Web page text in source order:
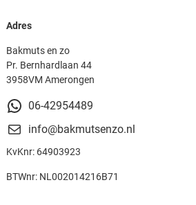
Adres
Bakmuts en zo
Pr. Bernhardlaan 44
3958VM Amerongen
06-42954489
info@bakmutsenzo.nl
KvKnr: 64903923
BTWnr: NL002014216B71